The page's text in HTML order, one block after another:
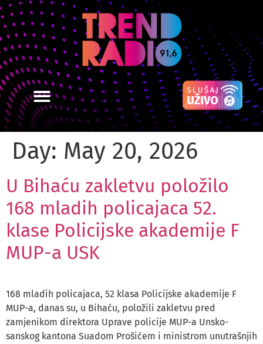
Day: May 20, 2026
U Bihaću zakletvu položilo
168 mladih policajaca 52.
klase Policijske akademije F
MUP-a USK
168 mladih policajaca, 52 klasa Policijske akademije F
MUP-a, danas su, u Bihaću, položili zakletvu pred
zamjenikom direktora Uprave policije MUP-a Unsko-
sanskog kantona Suadom Prošićem i ministrom unutrašnjih